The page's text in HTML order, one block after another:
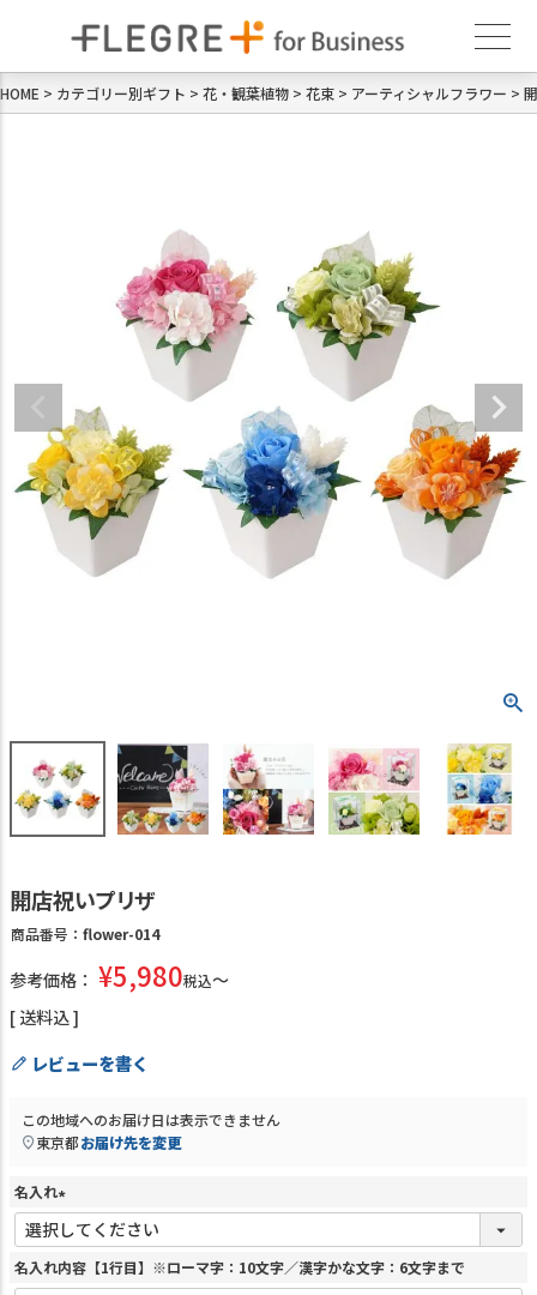
HOME カテゴリー別ギフト 花・観葉植物 花束 アーティシャルフラワー
開店祝いプリザ
商品番号 flower-014
参考価格： ¥5,980税込
送料込
レビューを書く
この地域へのお届け日は表示できません
東京都お届け先を変更
名入れ
(
必
須
)
名入れ内容【1行目】※ローマ字：10文字／漢字かな文字：6文字まで